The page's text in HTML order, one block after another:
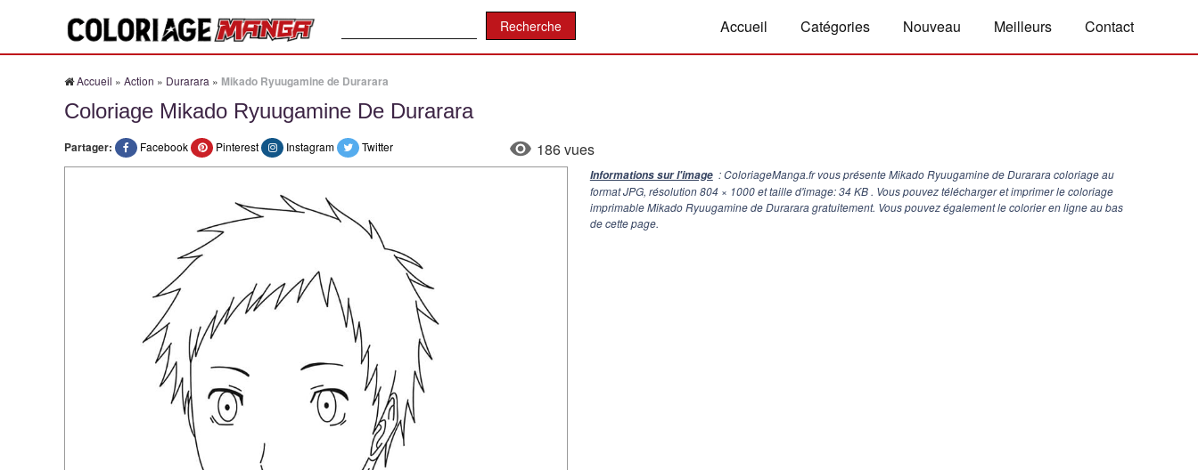
Accueil Catégories Nouveau Meilleurs Contact
Accueil » Action » Durarara » Mikado Ryuugamine de Durarara
Coloriage Mikado Ryuugamine De Durarara
Partager: Facebook Pinterest Instagram Twitter 186 vues
Informations sur l'image : ColoriageManga.fr vous présente Mikado Ryuugamine de Durarara coloriage au
format JPG, résolution804 × 1000et taille d'image: 34 KB . Vous pouvez télécharger et imprimer le coloriage
imprimable Mikado Ryuugamine de Durarara gratuitement. Vous pouvez également le colorier en ligne au bas
de cette page.